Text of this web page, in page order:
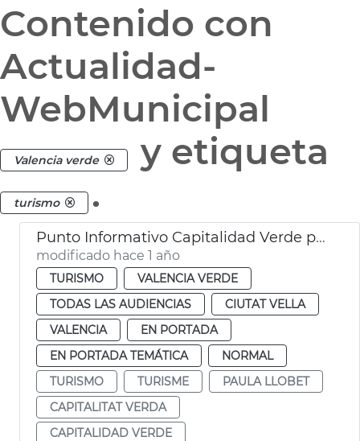
Contenido con
Actualidad-
WebMunicipal
Valencia verde y etiqueta
turismo .
Punto Informativo Capitalidad Verde plaza de la Reina
modificado hace 1 año
TURISMO
VALENCIA VERDE
TODAS LAS AUDIENCIAS
CIUTAT VELLA
VALENCIA
EN PORTADA
EN PORTADA TEMÁTICA
NORMAL
TURISMO
TURISME
PAULA LLOBET
CAPITALITAT VERDA
CAPITALIDAD VERDE